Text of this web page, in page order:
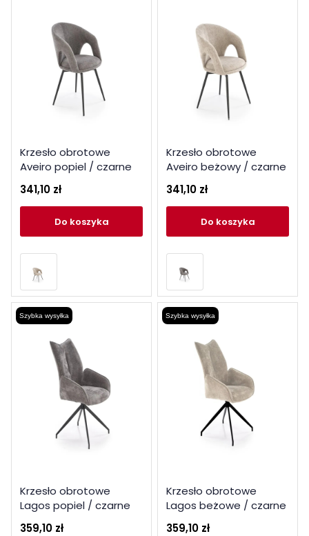
Krzesło obrotowe
Aveiro popiel / czarne
341,10 zł
do koszyka
Krzesło obrotowe
Aveiro beżowy / czarne
341,10 zł
do koszyka
Szybka wysyłka
Krzesło obrotowe
Lagos popiel / czarne
359,10 zł
Szybka wysyłka
Krzesło obrotowe
Lagos beżowe / czarne
359,10 zł